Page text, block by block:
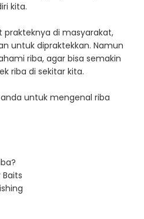
kita.
prakteknya di masyarakat,
untuk dipraktekkan. Namun
riba, agar bisa semakin
riba di sekitar kita.
untuk mengenal riba
Baits